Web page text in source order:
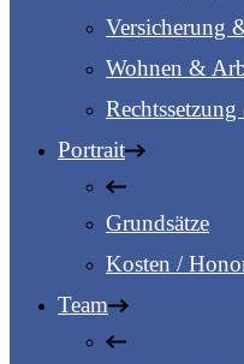
Versicherung
Wohnen &
Portrait
Grundsätze
Kosten /
Team